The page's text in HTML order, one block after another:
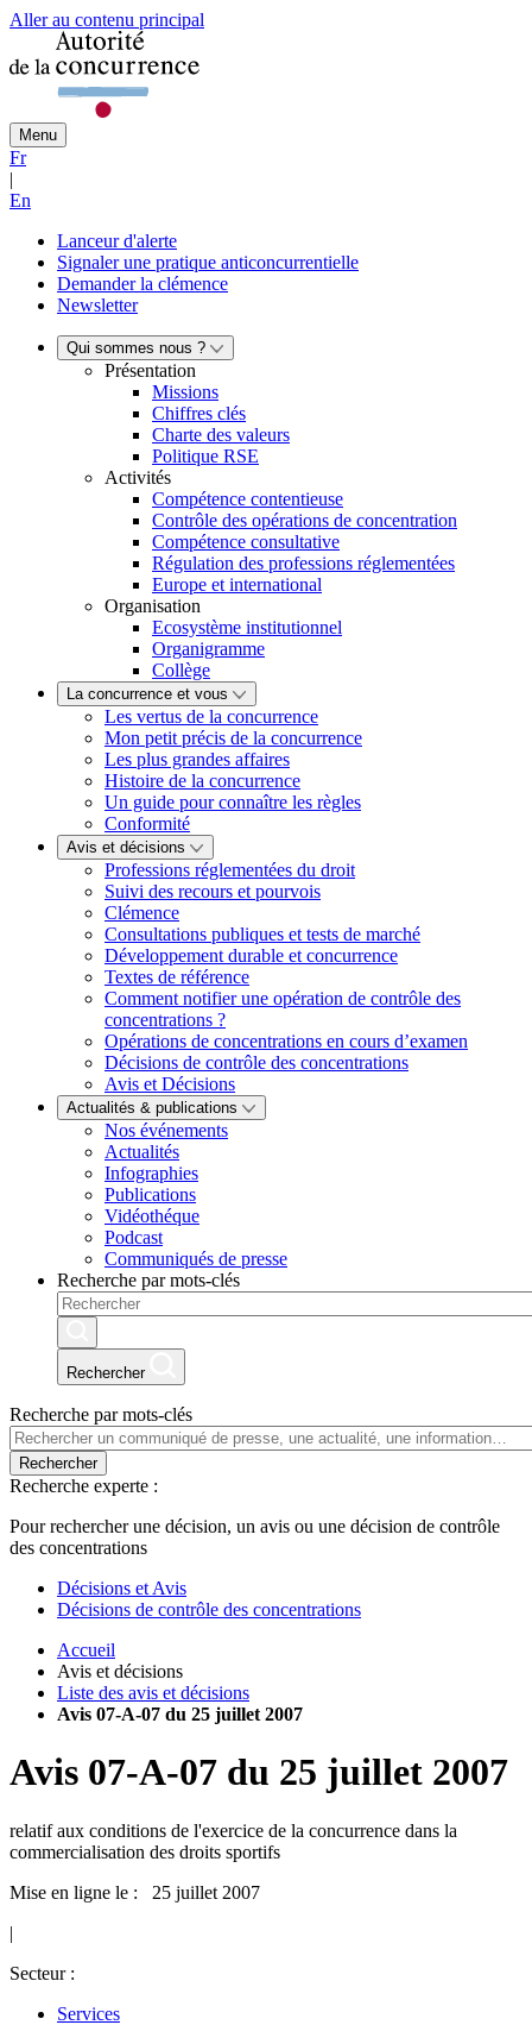
Aller au contenu principal
Menu
Fr
|
En
Lanceur d'alerte
Signaler une pratique anticoncurrentielle
Demander la clémence
Newsletter
Qui sommes nous ?
Présentation
Missions
Chiffres clés
Charte des valeurs
Politique RSE
Activités
Compétence contentieuse
Contrôle des opérations de concentration
Compétence consultative
Régulation des professions réglementées
Europe et international
Organisation
Ecosystème institutionnel
Organigramme
Collège
La concurrence et vous
Les vertus de la concurrence
Mon petit précis de la concurrence
Les plus grandes affaires
Histoire de la concurrence
Un guide pour connaître les règles
Conformité
Avis et décisions
Professions réglementées du droit
Suivi des recours et pourvois
Clémence
Consultations publiques et tests de marché
Développement durable et concurrence
Textes de référence
Comment notifier une opération de contrôle des
concentrations ?
Opérations de concentrations en cours d’examen
Décisions de contrôle des concentrations
Avis et Décisions
Actualités & publications
Nos événements
Actualités
Infographies
Publications
Vidéothéque
Podcast
Communiqués de presse
Recherche par mots-clés
Rechercher
Recherche par mots-clés
Rechercher
Recherche experte :
Pour rechercher une décision, un avis ou une décision de contrôle
des concentrations
Décisions et Avis
Décisions de contrôle des concentrations
Accueil
Avis et décisions
Liste des avis et décisions
Avis 07-A-07 du 25 juillet 2007
Avis 07-A-07 du 25 juillet 2007
relatif aux conditions de l'exercice de la concurrence dans la
commercialisation des droits sportifs
Mise en ligne le : 25 juillet 2007
|
Secteur :
Services